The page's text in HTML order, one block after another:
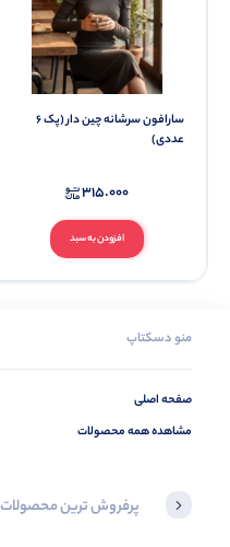
سارافون سرشانه چین دار (پک 6
عددی)
افزودن به سبد
315.000
منو دسکتاپ
صفحه اصلی
مشاهده همه محصولات
پرفروش ترین محصولات